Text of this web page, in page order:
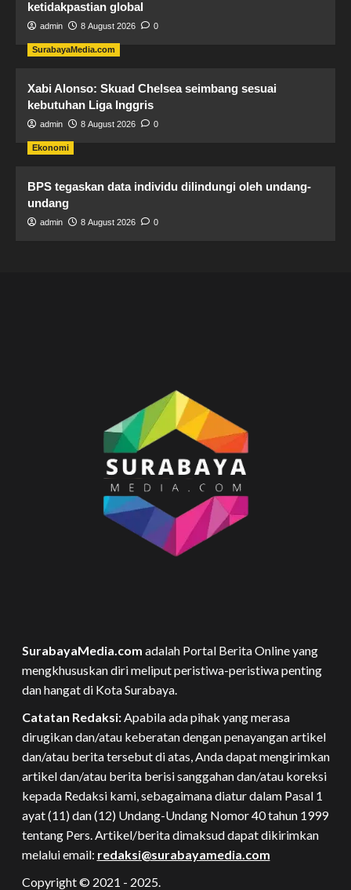
ketidakpastian global
admin 8 August 2026 0
SurabayaMedia.com
Xabi Alonso: Skuad Chelsea seimbang sesuai
kebutuhan Liga Inggris
admin 8 August 2026 0
Ekonomi
BPS tegaskan data individu dilindungi oleh undang-
undang
admin 8 August 2026 0
SurabayaMedia.com adalah Portal Berita Online yang
mengkhususkan diri meliput peristiwa-peristiwa penting
dan hangat di Kota Surabaya.
Catatan Redaksi:Apabila ada pihak yang merasa
dirugikan dan/atau keberatan dengan penayangan artikel
dan/atau berita tersebut di atas, Anda dapat mengirimkan
artikel dan/atau berita berisi sanggahan dan/atau koreksi
kepada Redaksi kami, sebagaimana diatur dalam Pasal 1
ayat (11) dan (12) Undang-Undang Nomor 40 tahun 1999
tentang Pers. Artikel/berita dimaksud dapat dikirimkan
melalui email: redaksi@surabayamedia.com
Copyright © 2021 - 2025.